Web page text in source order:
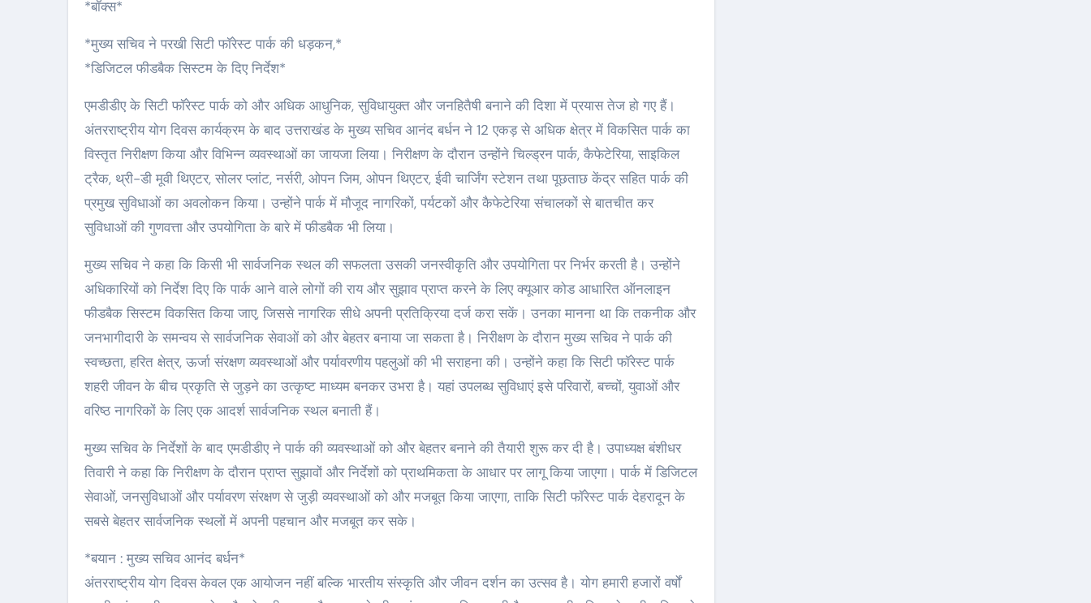
*बॉक्स*
*मुख्य सचिव ने परखी सिटी फॉरेस्ट पार्क की धड़कन,*
*डिजिटल फीडबैक सिस्टम के दिए निर्देश*
एमडीडीए के सिटी फॉरेस्ट पार्क को और अधिक आधुनिक, सुविधायुक्त और जनहितैषी बनाने की दिशा में प्रयास तेज हो गए हैं।
अंतरराष्ट्रीय योग दिवस कार्यक्रम के बाद उत्तराखंड के मुख्य सचिव आनंद बर्धन ने 12 एकड़ से अधिक क्षेत्र में विकसित पार्क का
विस्तृत निरीक्षण किया और विभिन्न व्यवस्थाओं का जायजा लिया। निरीक्षण के दौरान उन्होंने चिल्ड्रन पार्क, कैफेटेरिया, साइकिल
ट्रैक, थ्री-डी मूवी थिएटर, सोलर प्लांट, नर्सरी, ओपन जिम, ओपन थिएटर, ईवी चार्जिंग स्टेशन तथा पूछताछ केंद्र सहित पार्क की
प्रमुख सुविधाओं का अवलोकन किया। उन्होंने पार्क में मौजूद नागरिकों, पर्यटकों और कैफेटेरिया संचालकों से बातचीत कर
सुविधाओं की गुणवत्ता और उपयोगिता के बारे में फीडबैक भी लिया।
मुख्य सचिव ने कहा कि किसी भी सार्वजनिक स्थल की सफलता उसकी जनस्वीकृति और उपयोगिता पर निर्भर करती है। उन्होंने
अधिकारियों को निर्देश दिए कि पार्क आने वाले लोगों की राय और सुझाव प्राप्त करने के लिए क्यूआर कोड आधारित ऑनलाइन
फीडबैक सिस्टम विकसित किया जाए, जिससे नागरिक सीधे अपनी प्रतिक्रिया दर्ज करा सकें। उनका मानना था कि तकनीक और
जनभागीदारी के समन्वय से सार्वजनिक सेवाओं को और बेहतर बनाया जा सकता है। निरीक्षण के दौरान मुख्य सचिव ने पार्क की
स्वच्छता, हरित क्षेत्र, ऊर्जा संरक्षण व्यवस्थाओं और पर्यावरणीय पहलुओं की भी सराहना की। उन्होंने कहा कि सिटी फॉरेस्ट पार्क
शहरी जीवन के बीच प्रकृति से जुड़ने का उत्कृष्ट माध्यम बनकर उभरा है। यहां उपलब्ध सुविधाएं इसे परिवारों, बच्चों, युवाओं और
वरिष्ठ नागरिकों के लिए एक आदर्श सार्वजनिक स्थल बनाती हैं।
मुख्य सचिव के निर्देशों के बाद एमडीडीए ने पार्क की व्यवस्थाओं को और बेहतर बनाने की तैयारी शुरू कर दी है। उपाध्यक्ष बंशीधर
तिवारी ने कहा कि निरीक्षण के दौरान प्राप्त सुझावों और निर्देशों को प्राथमिकता के आधार पर लागू किया जाएगा। पार्क में डिजिटल
सेवाओं, जनसुविधाओं और पर्यावरण संरक्षण से जुड़ी व्यवस्थाओं को और मजबूत किया जाएगा, ताकि सिटी फॉरेस्ट पार्क देहरादून के
सबसे बेहतर सार्वजनिक स्थलों में अपनी पहचान और मजबूत कर सके।
*बयान : मुख्य सचिव आनंद बर्धन*
अंतरराष्ट्रीय योग दिवस केवल एक आयोजन नहीं बल्कि भारतीय संस्कृति और जीवन दर्शन का उत्सव है। योग हमारी हजारों वर्षों